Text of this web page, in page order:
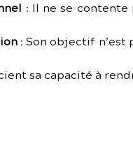
: Il ne se contente
: Son objectif n’est
sa capacité à